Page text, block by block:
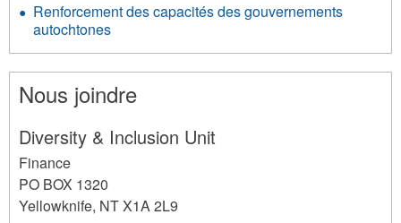
Renforcement des capacités des gouvernements
autochtones
Nous joindre
Diversity & Inclusion Unit
Finance
PO BOX 1320
Yellowknife, NTX1A 2L9